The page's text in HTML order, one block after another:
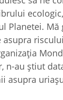
Planetei.
n-au ştiut
asupra